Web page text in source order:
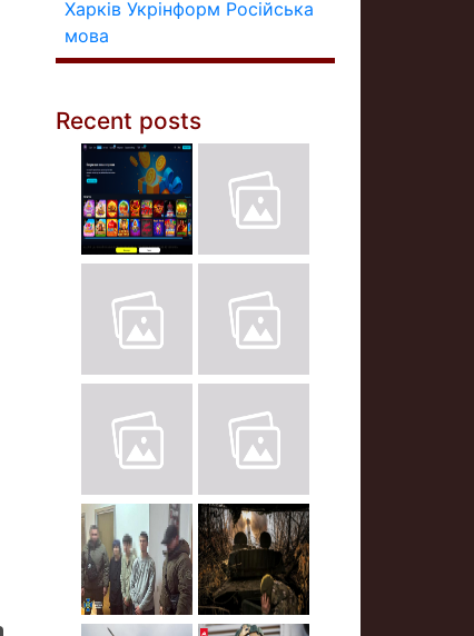
Харків Укрінформ Російська
мова
Recent posts